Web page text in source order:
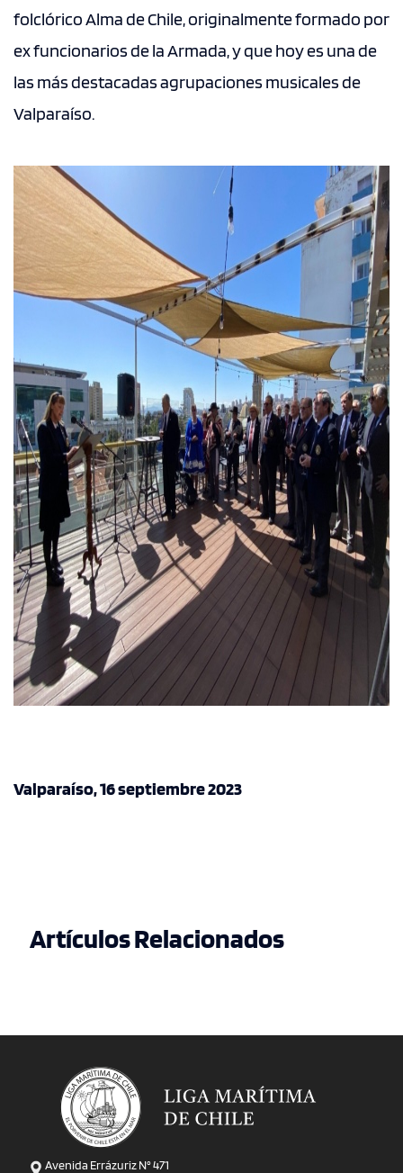
folclórico Alma de Chile, originalmente formado por
ex funcionarios de la Armada, y que hoy es una de
las más destacadas agrupaciones musicales de
Valparaíso.
Valparaíso, 16 septiembre 2023
Artículos Relacionados
Avenida Errázuriz N° 471